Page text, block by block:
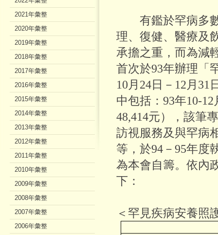
有鑑於罕病多數
理、復健、醫療及
承擔之重，而為減
首次於93年辦理「
10月24日－12月31
中包括：93年10-
48,414元），該筆
訪視服務及與罕病
等，於94－95年度
為本會自籌。依內
下：
＜罕見疾病安養照
2021年彙整
2020年彙整
2019年彙整
2018年彙整
2017年彙整
2016年彙整
2015年彙整
2014年彙整
2013年彙整
2012年彙整
2011年彙整
2010年彙整
2009年彙整
2008年彙整
2007年彙整
2006年彙整